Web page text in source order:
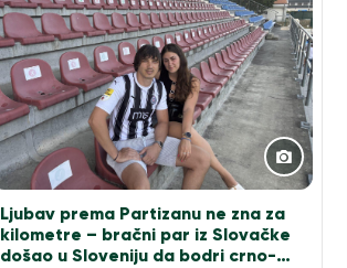
Ljubav prema Partizanu ne zna za
kilometre – bračni par iz Slovačke
došao u Sloveniju da bodri crno-